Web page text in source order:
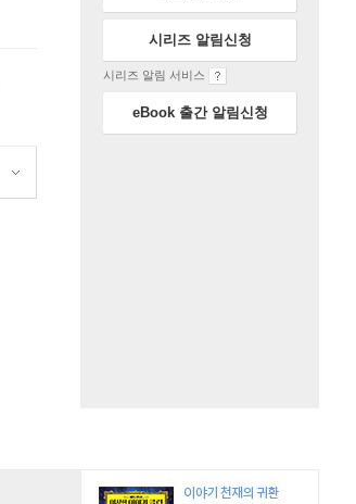
시리즈 알림신청
시리즈 알림 서비스
eBook 출간 알림신청